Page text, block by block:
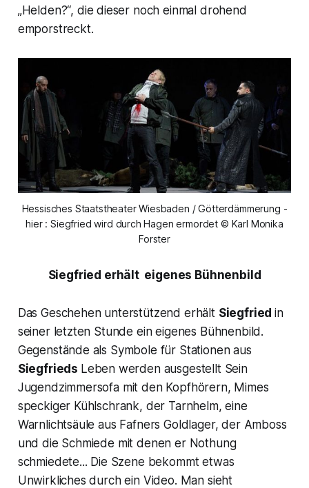
„Helden?“, die dieser noch einmal drohend
emporstreckt.
Hessisches Staatstheater Wiesbaden / Götterdämmerung -
hier : Siegfried wird durch Hagen ermordet © Karl Monika
Forster
Siegfried erhält eigenes Bühnenbild
Das Geschehen unterstützend erhält Siegfried in
seiner letzten Stunde ein eigenes Bühnenbild.
Gegenstände als Symbole für Stationen aus
Siegfrieds Leben werden ausgestellt Sein
Jugendzimmersofa mit den Kopfhörern, Mimes
speckiger Kühlschrank, der Tarnhelm, eine
Warnlichtsäule aus Fafners Goldlager, der Amboss
und die Schmiede mit denen er Nothung
schmiedete... Die Szene bekommt etwas
Unwirkliches durch ein Video. Man sieht